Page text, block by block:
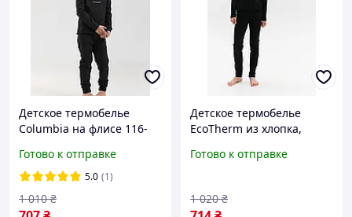
Детское термобелье
Columbia на флисе 116-
термокостюм для
мальчика и девочки.
Готово к отправке
5.0 (1)
1 010 ₴
Детское термобелье
EcoTherm из хлопка,
термокостюм для
Готово к отправке
1 020 ₴